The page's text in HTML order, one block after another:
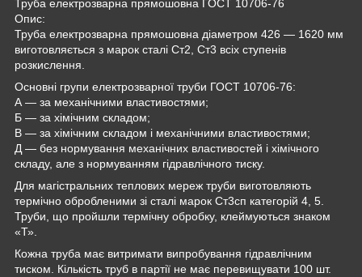
Труба електрозварна прямошовна ГОСТ 10706-76
Опис:
Труба електрозварна прямошовна діаметром 426 — 1620 мм
виготовляється з марок сталі Ст2, Ст3 всіх ступенів
розкислення.
Основні групи електрозварної труби ГОСТ 10706-76:
А — за механічними властивостями;
Б — за хімічним складом;
В — за хімічним складом і механічними властивостями;
Д — без нормування механічних властивостей і хімічного
складу, але з нормуванням гідравлічного тиску.
Для магістральних теплових мереж труби виготовляють
термічно обробленими зі сталі марок Ст3сп категорій 4, 5.
Труби, що пройшли термічну обробку, клеймуються знаком
«Т».
Кожна труба має витримати випробування гідравлічним
тиском. Кількість труб в партії не має перевищувати 100 шт.